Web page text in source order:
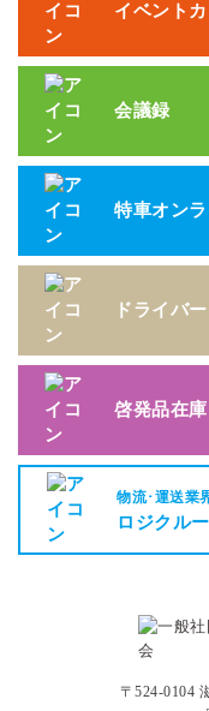
イベント
会議録
特車オン
ドライバ
啓発品在庫
物流･運送業
ロジクル
〒524-0104